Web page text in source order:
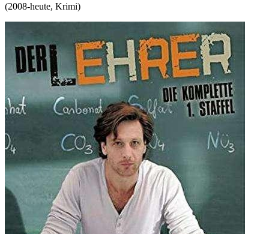
(2008-heute, Krimi)